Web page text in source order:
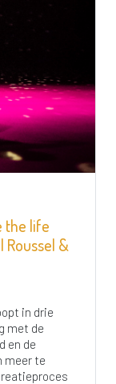
the life
Roussel &
in drie
met de
en de
meer te